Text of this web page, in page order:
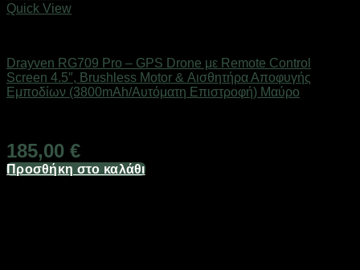
Quick View
Drayven RG709 Pro – GPS Drone με Remote Control
Screen 4.5″, Brushless Motor & Αισθητήρα Αποφυγής
Εμποδίων (3800mAh/Αυτόματη Επιστροφή) Μαύρο
185,00 €
Προσθήκη στο καλάθι